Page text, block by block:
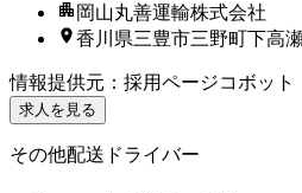
岡山丸善運輸株式会社
香川県三豊市三野町下高
情報提供元 ： 採用ページコボット
求人を見る
その他配送ドライバー